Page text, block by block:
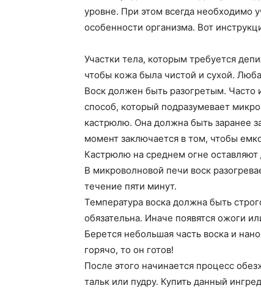
уровне. При этом всегда необходимо
особенности организма. Вот
Участки тела, которым требуется
чтобы кожа была чистой и сухой.
Воск должен быть разогретым. Часто
способ, который подразумевает
кастрюлю. Она должна быть заранее
момент заключается в том, чтобы
Кастрюлю на среднем огне
В микроволновой печи воск
течение пяти минут.
Температура воска должна быть
обязательна. Иначе появятся ожоги
Берется небольшая часть воска и
горячо, то он готов!
После этого начинается процесс
тальк или пудру. Купить данный